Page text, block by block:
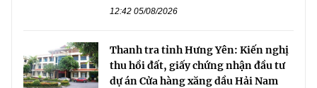
12:42 05/08/2026
Thanh tra tỉnh Hưng Yên: Kiến nghị
thu hồi đất, giấy chứng nhận đầu tư
dự án Cửa hàng xăng dầu Hải Nam